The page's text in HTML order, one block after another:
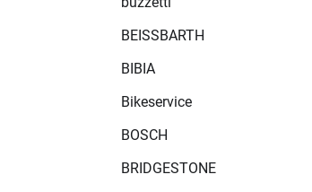
BEISSBARTH
BIBIA
Bikeservice
BOSCH
BRIDGESTONE